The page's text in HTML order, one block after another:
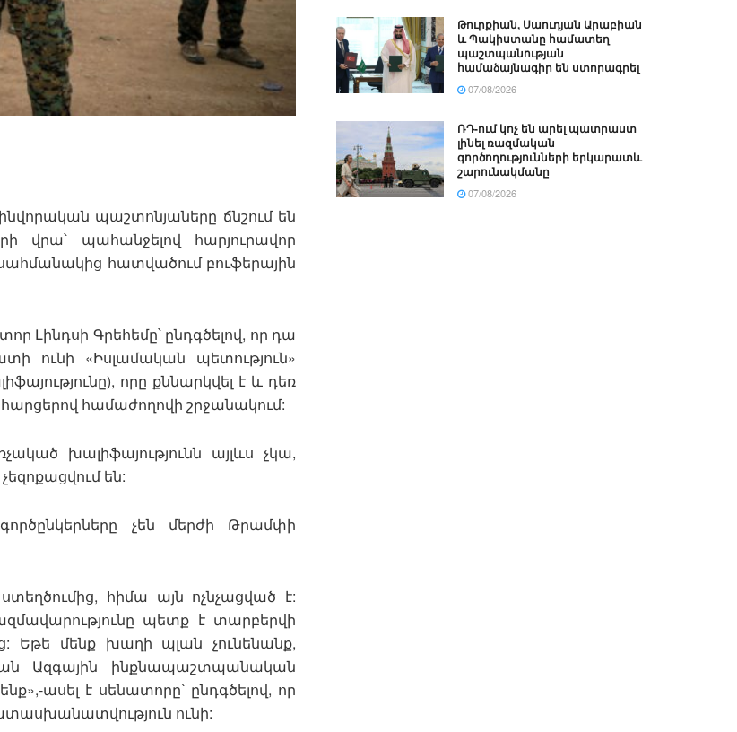
պաշտոնյաները ճնշում են
վրա՝ պահանջելով հարյուրավոր
հատվածում բուֆերային
Լինդսի Գրեհեմը՝ ընդգծելով, որ դա
ունի «Իսլամական պետություն»
որը քննարկվել է և դեռ
համաժողովի շրջանակում:
խալիֆայությունն այլևս չկա,
են:
չեն մերժի Թրամփի
հիմա այն ոչնչացված է:
պետք է տարբերվի
Եթե մենք խաղի պլան չունենանք,
Ազգային ինքնապաշտպանական
ասել է սենատորը՝ ընդգծելով, որ
ունի:
Թուրքիան, Սաուդյան Արաբիան
և Պակիստանը համատեղ
պաշտպանության
համաձայնագիր են ստորագրել
07/08/2026
ՌԴ-ում կոչ են արել պատրաստ
լինել ռազմական
գործողությունների երկարատև
շարունակմանը
07/08/2026